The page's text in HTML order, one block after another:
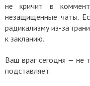
не кричит в
незащищенные чаты.
радикализму из-за
к закланию.
Ваш враг сегодня — не
подставляет.